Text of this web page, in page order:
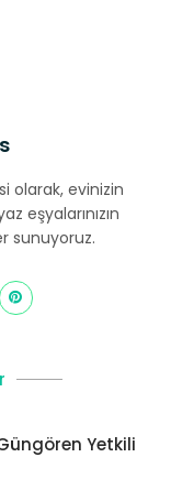
olarak, evinizin
eşyalarınızın
sunuyoruz.
Yetkili